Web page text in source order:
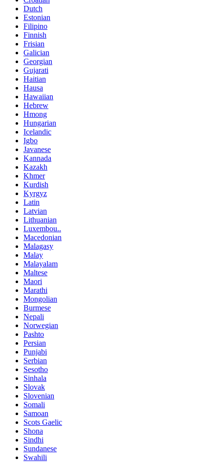
Dutch
Estonian
Filipino
Finnish
Frisian
Galician
Georgian
Gujarati
Haitian
Hausa
Hawaiian
Hebrew
Hmong
Hungarian
Icelandic
Igbo
Javanese
Kannada
Kazakh
Khmer
Kurdish
Kyrgyz
Latin
Latvian
Lithuanian
Luxembou..
Macedonian
Malagasy
Malay
Malayalam
Maltese
Maori
Marathi
Mongolian
Burmese
Nepali
Norwegian
Pashto
Persian
Punjabi
Serbian
Sesotho
Sinhala
Slovak
Slovenian
Somali
Samoan
Scots Gaelic
Shona
Sindhi
Sundanese
Swahili